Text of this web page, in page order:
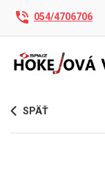
054/4706706
SPÄŤ